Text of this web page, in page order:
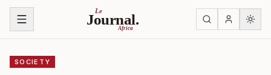
Skip to content Le
Journal.
Africa
SOCIETY